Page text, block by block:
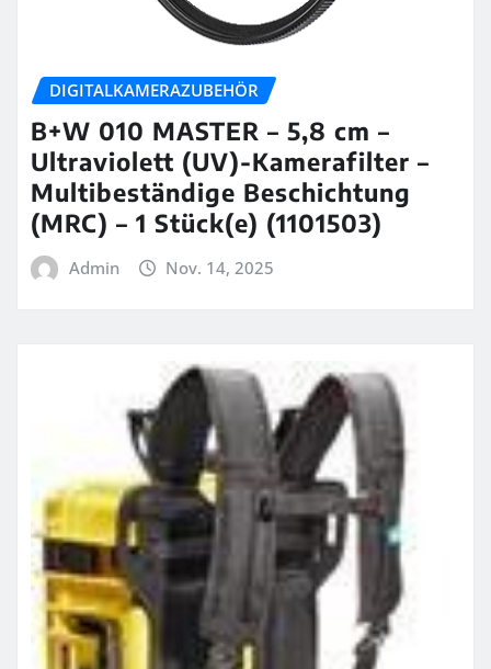
DIGITALKAMERAZUBEHÖR
B+W 010 MASTER – 5,8 cm –
Ultraviolett (UV)-Kamerafilter –
Multibeständige Beschichtung
(MRC) – 1 Stück(e) (1101503)
Admin Nov. 14, 2025